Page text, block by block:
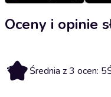
Oceny i opinie
5 Średnia z 3 ocen: 5